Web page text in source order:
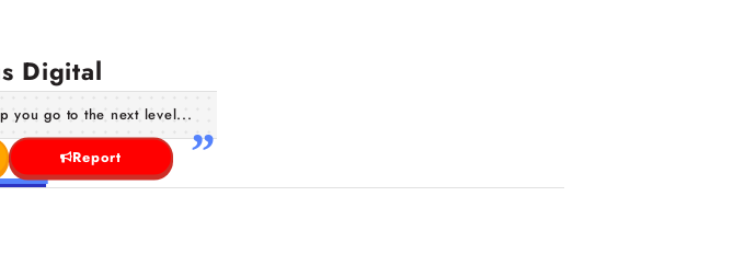
Digital
you go to the next level...
Report